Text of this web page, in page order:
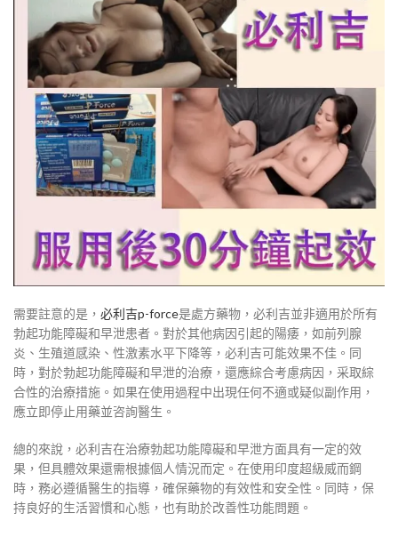
需要註意的是， 必利吉p-force是處方藥物，必利吉並非適用於所有
勃起功能障礙和早泄患者。對於其他病因引起的陽痿，如前列腺
炎、生殖道感染、性激素水平下降等，必利吉可能效果不佳。同
時，對於勃起功能障礙和早泄的治療，還應綜合考慮病因，采取綜
合性的治療措施。如果在使用過程中出現任何不適或疑似副作用，
應立即停止用藥並咨詢醫生。
總的來說，必利吉在治療勃起功能障礙和早泄方面具有一定的效
果，但具體效果還需根據個人情況而定。在使用印度超級威而鋼
時，務必遵循醫生的指導，確保藥物的有效性和安全性。同時，保
持良好的生活習慣和心態，也有助於改善性功能問題。